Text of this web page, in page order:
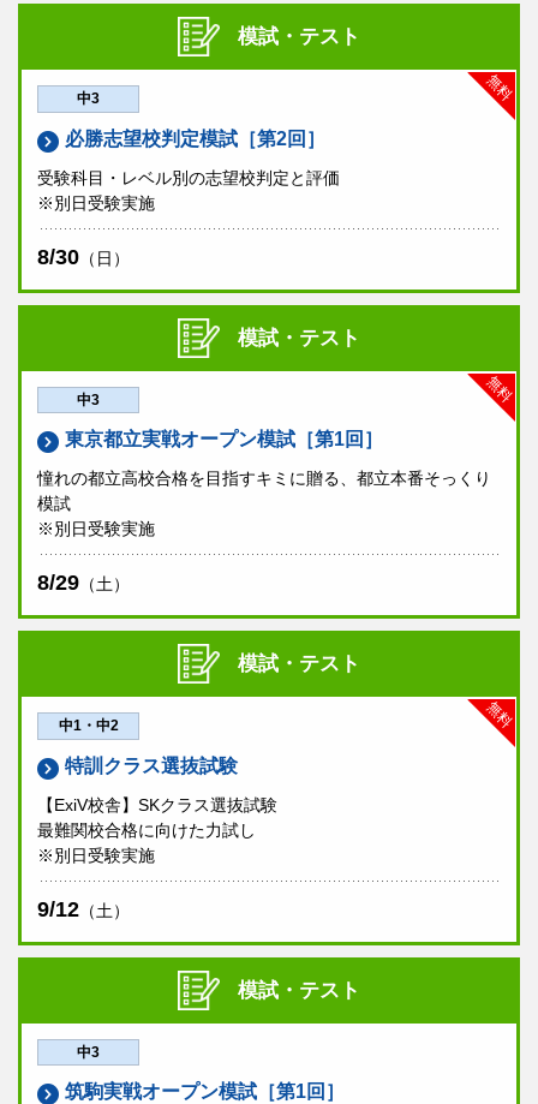
模試・テスト
無料
中3
必勝志望校判定模試［第2回］
受験科目・レベル別の志望校判定と評価
※別日受験実施
8/30 （日）
模試・テスト
無料
中3
東京都立実戦オープン模試［第1回］
憧れの都立高校合格を目指すキミに贈る、都立本番そっくり
模試
※別日受験実施
8/29 （土）
模試・テスト
無料
中1・中2
特訓クラス選抜試験
【ExiV校舎】SKクラス選抜試験
最難関校合格に向けた力試し
※別日受験実施
9/12 （土）
模試・テスト
中3
筑駒実戦オープン模試［第1回］